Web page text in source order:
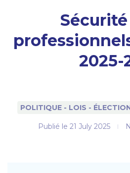
2025-
POLITIQUE - LOIS -
Publié le 21 July 2025